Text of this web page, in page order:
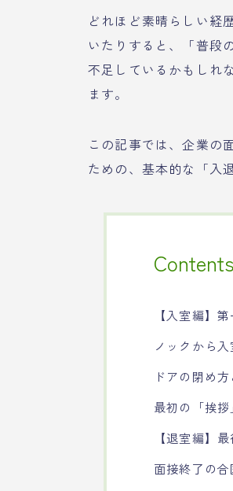
どれほど素晴らしい経
いたりすると、「普段
不足しているかもしれ
ます。
この記事では、企業の
ための、基本的な「入
Contents
【入室編】
ノックから
ドアの閉め
最初の「挨
【退室編】
面接終了の